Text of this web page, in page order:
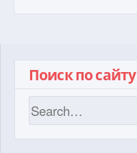
Поиск по сайту